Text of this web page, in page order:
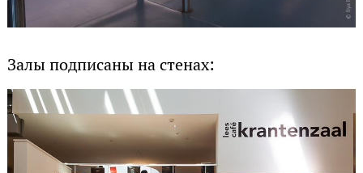
Залы подписаны на стенах: